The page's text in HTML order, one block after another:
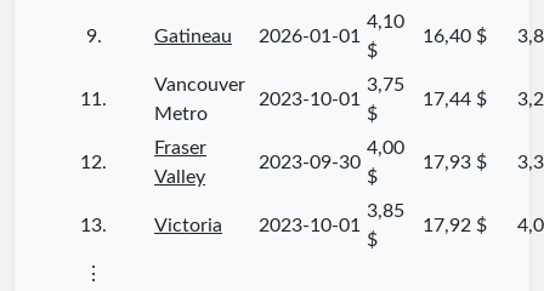
9. Gatineau 2026-01-01
4,10
$
16,40 $
11.
Vancouver
Metro
2023-10-01
3,75
$
17,44 $
12.
Fraser
Valley
2023-09-30
4,00
$
17,93 $
13. Victoria 2023-10-01
3,85
$
17,92 $
⋮